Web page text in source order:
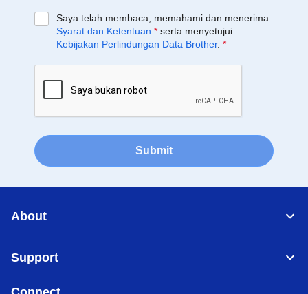
Saya telah membaca, memahami dan menerima
Syarat dan Ketentuan * serta menyetujui
Kebijakan Perlindungan Data Brother. *
Submit
About
Support